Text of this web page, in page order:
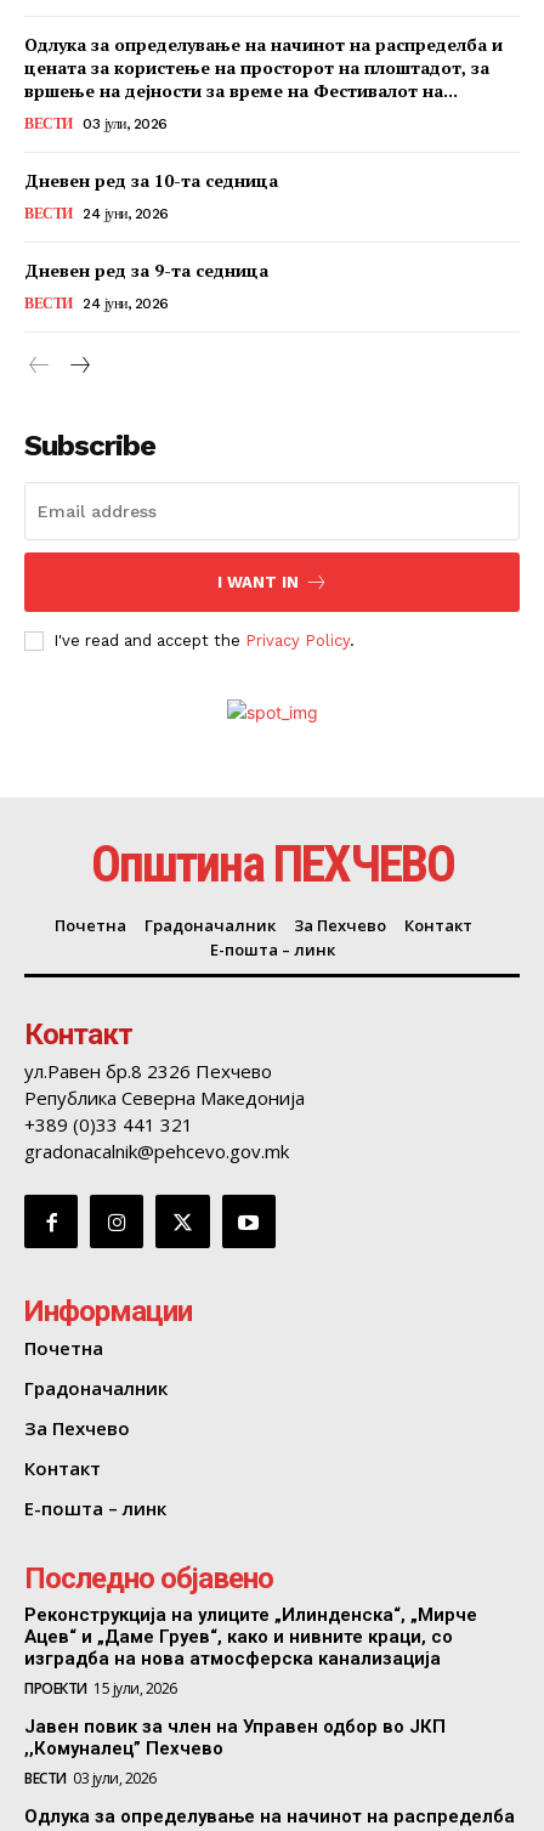
Одлука за определување на начинот на распределба и
цената за користење на просторот на плоштадот, за
вршење на дејности за време на Фестивалот на...
ВЕСТИ 03 јули, 2026
Дневен ред за 10-та седница
ВЕСТИ 24 јуни, 2026
Дневен ред за 9-та седница
ВЕСТИ 24 јуни, 2026
Subscribe
I WANT IN
I've read and accept the Privacy Policy.
Општина ПЕХЧЕВО
Почетна Градоначалник За Пехчево
Контакт
Е-пошта – линк
Контакт
ул.Равен бр.8 2326 Пехчево
Република Северна Македонија
+389 (0)33 441 321
gradonacalnik@pehcevo.gov.mk
Информации
Почетна
Градоначалник
За Пехчево
Контакт
Е-пошта – линк
Последно објавено
Реконструкција на улиците „Илинденска“, „Мирче
Ацев“ и „Даме Груев“, како и нивните краци, со
изградба на нова атмосферска канализација
ПРОЕКТИ 15 јули, 2026
Јавен повик за член на Управен одбор во ЈКП
,,Комуналец” Пехчево
ВЕСТИ 03 јули, 2026
Одлука за определување на начинот на распределба